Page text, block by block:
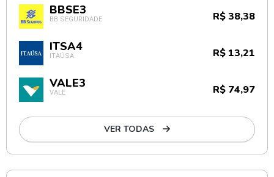
BBSE3
BB SEGURIDADE R$ 38,38
ITSA4
ITAÚSA R$ 13,21
VALE3
VALE R$ 74,97
VER TODAS